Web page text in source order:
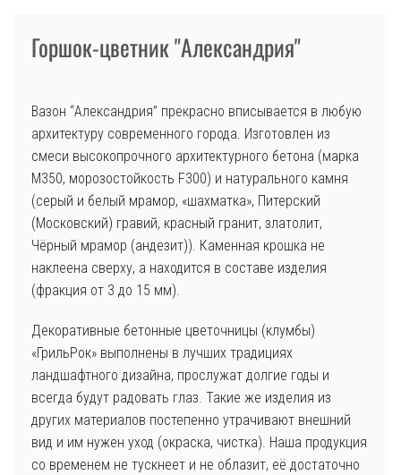
Горшок-цветник "Александрия"
Вазон “Александрия” прекрасно вписывается в любую
архитектуру современного города. Изготовлен из
смеси высокопрочного архитектурного бетона (марка
М350, морозостойкость F300) и натурального камня
(серый и белый мрамор, «шахматка», Питерский
(Московский) гравий, красный гранит, златолит,
Чёрный мрамор (андезит)). Каменная крошка не
наклеена сверху, а находится в составе изделия
(фракция от 3 до 15 мм).
Декоративные бетонные цветочницы (клумбы)
«ГрильРок» выполнены в лучших традициях
ландшафтного дизайна, прослужат долгие годы и
всегда будут радовать глаз. Такие же изделия из
других материалов постепенно утрачивают внешний
вид и им нужен уход (окраска, чистка). Наша продукция
со временем не тускнеет и не облазит, её достаточно